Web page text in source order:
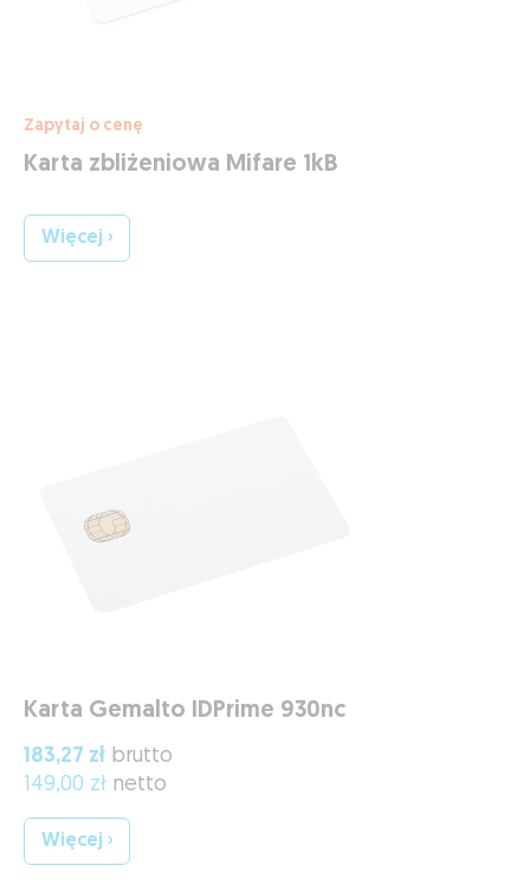
Zapytaj o cenę
Karta zbliżeniowa Mifare 1kB
Więcej ›
Karta Gemalto IDPrime 930nc
183,27 zł brutto
149,00 zł netto
Więcej ›